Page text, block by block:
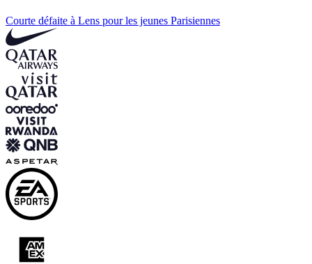
Courte défaite à Lens pour les jeunes Parisiennes